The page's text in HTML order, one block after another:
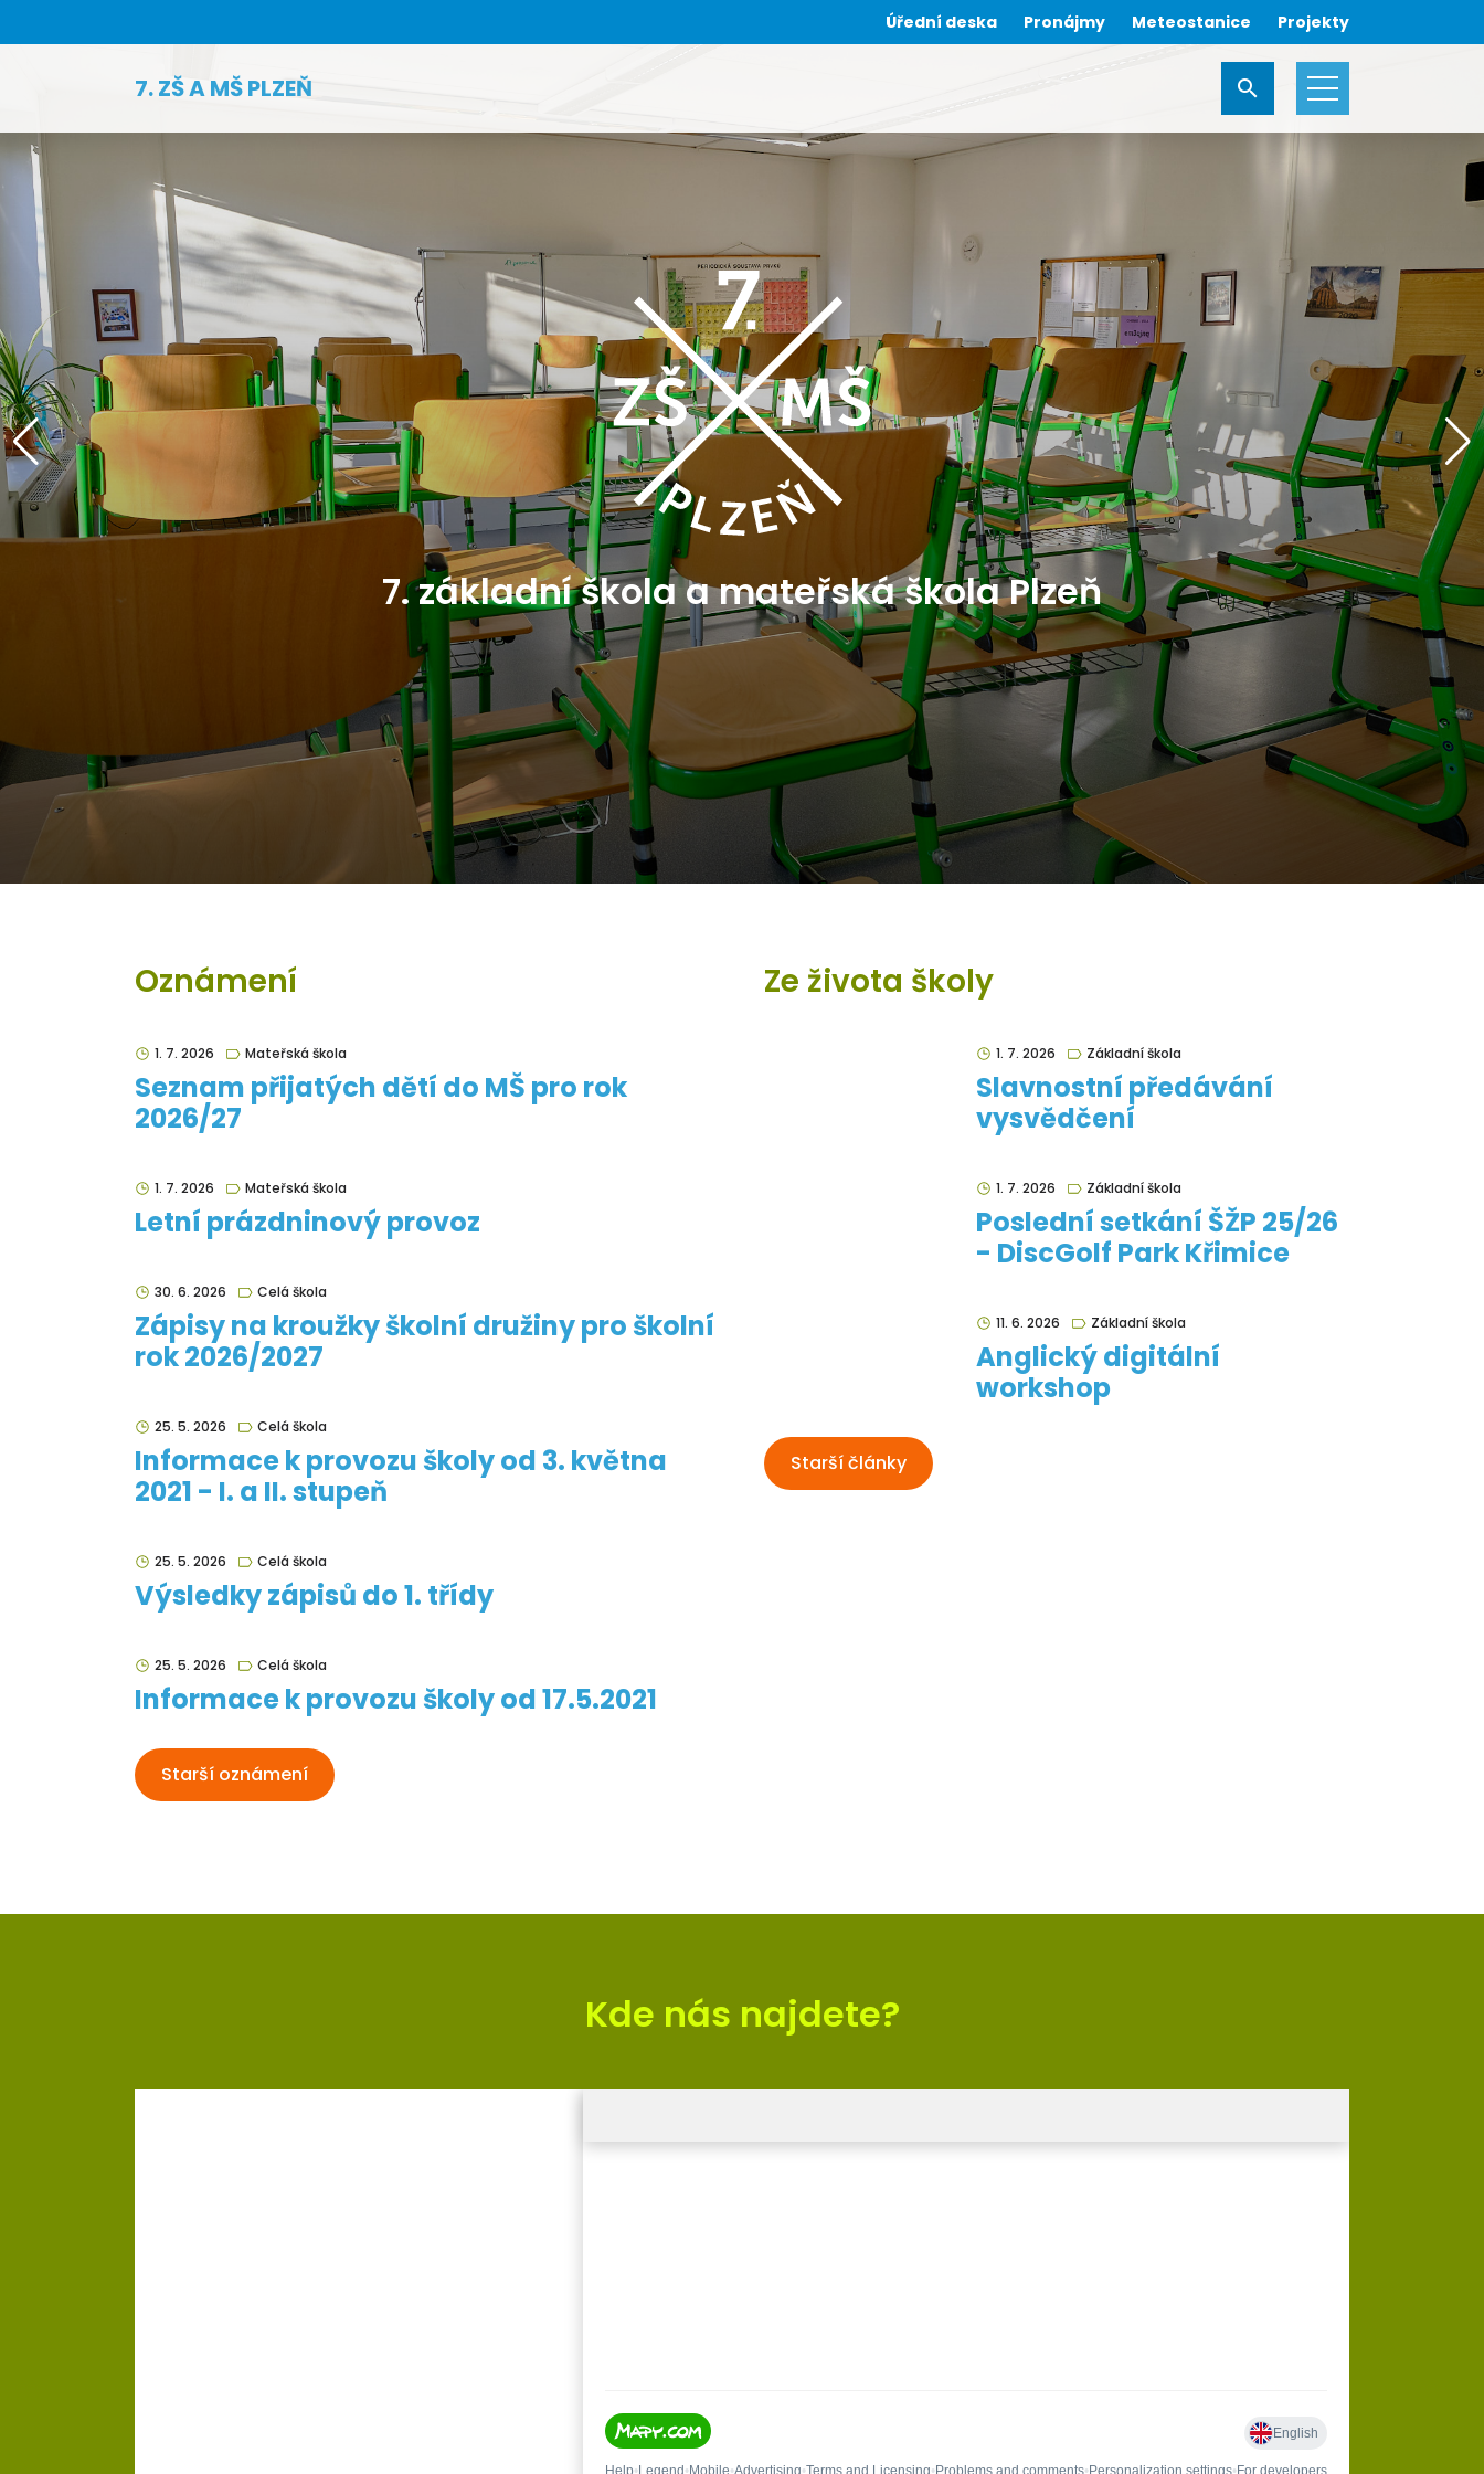
Úřední deska Pronájmy Meteostanice Projekty
7. ZŠ A MŠ PLZEŇ
7. základní škola a mateřská škola Plzeň
Oznámení
1. 7. 2026 Mateřská škola
Seznam přijatých dětí do MŠ pro rok
2026/27
1. 7. 2026 Mateřská škola
Letní prázdninový provoz
30. 6. 2026 Celá škola
Zápisy na kroužky školní družiny pro školní
rok 2026/2027
25. 5. 2026 Celá škola
Informace k provozu školy od 3. května
2021 - I. a II. stupeň
25. 5. 2026 Celá škola
Výsledky zápisů do 1. třídy
25. 5. 2026 Celá škola
Informace k provozu školy od 17.5.2021
Starší oznámení
Ze života školy
1. 7. 2026 Základní škola
Slavnostní předávání
vysvědčení
1. 7. 2026 Základní škola
Poslední setkání ŠŽP 25/26
- DiscGolf Park Křimice
11. 6. 2026 Základní škola
Anglický digitální
workshop
Starší články
Kde nás najdete?